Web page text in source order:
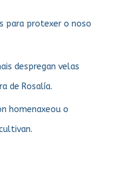
para protexer o noso
despregan velas
de Rosalía.
homenaxeou o